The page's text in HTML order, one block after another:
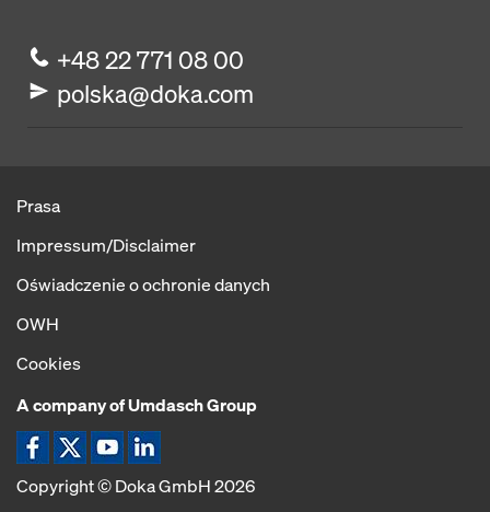
+48 22 771 08 00
polska@doka.com
Prasa
Impressum/Disclaimer
Oświadczenie o ochronie danych
OWH
Cookies
A company of Umdasch Group
Ikona Facebook
Ikona XIkona YouTube
Ikona LinkedIn
Copyright © Doka GmbH 2026